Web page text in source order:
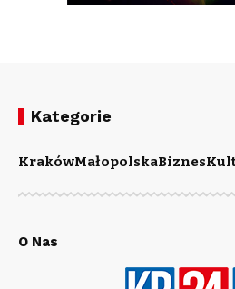
Kategorie
KrakówMałopolskaBiznes
O Nas